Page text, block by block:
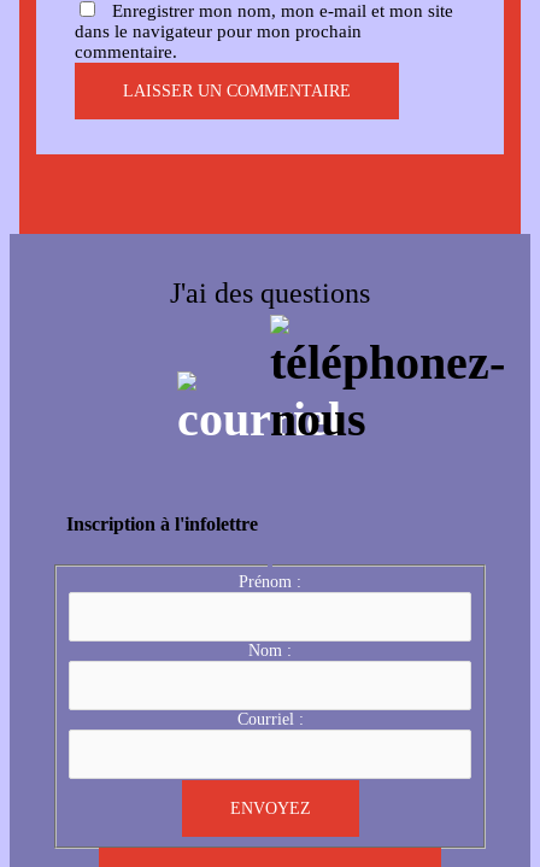
Enregistrer mon nom, mon e-mail et mon site
dans le navigateur pour mon prochain
commentaire.
J'ai des questions
Inscription à l'infolettre
Prénom :
Nom :
Courriel :